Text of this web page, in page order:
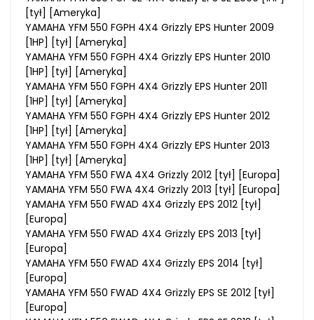
[tył] [Ameryka]
YAMAHA YFM 550 FGPH 4X4 Grizzly EPS Hunter 2009
[1HP] [tył] [Ameryka]
YAMAHA YFM 550 FGPH 4X4 Grizzly EPS Hunter 2010
[1HP] [tył] [Ameryka]
YAMAHA YFM 550 FGPH 4X4 Grizzly EPS Hunter 2011
[1HP] [tył] [Ameryka]
YAMAHA YFM 550 FGPH 4X4 Grizzly EPS Hunter 2012
[1HP] [tył] [Ameryka]
YAMAHA YFM 550 FGPH 4X4 Grizzly EPS Hunter 2013
[1HP] [tył] [Ameryka]
YAMAHA YFM 550 FWA 4X4 Grizzly 2012 [tył] [Europa]
YAMAHA YFM 550 FWA 4X4 Grizzly 2013 [tył] [Europa]
YAMAHA YFM 550 FWAD 4X4 Grizzly EPS 2012 [tył]
[Europa]
YAMAHA YFM 550 FWAD 4X4 Grizzly EPS 2013 [tył]
[Europa]
YAMAHA YFM 550 FWAD 4X4 Grizzly EPS 2014 [tył]
[Europa]
YAMAHA YFM 550 FWAD 4X4 Grizzly EPS SE 2012 [tył]
[Europa]